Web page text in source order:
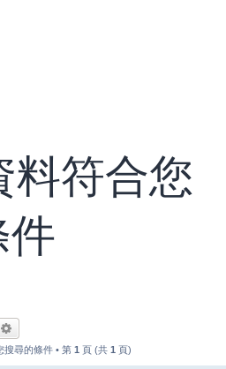
料符合您
件
尋
搜尋的條件 • 第 1 頁 (共 1 頁)